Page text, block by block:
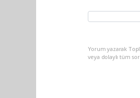
Yorum yazarak
veya dolaylı tüm